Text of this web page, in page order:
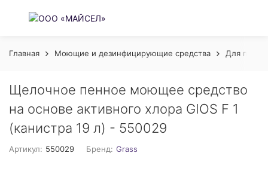
Главная Моющие и дезинфицирующие средства Для
Щелочное пенное моющее средство
на основе активного хлора GIOS F 1
(канистра 19 л) - 550029
Артикул: 550029 Бренд: Grass